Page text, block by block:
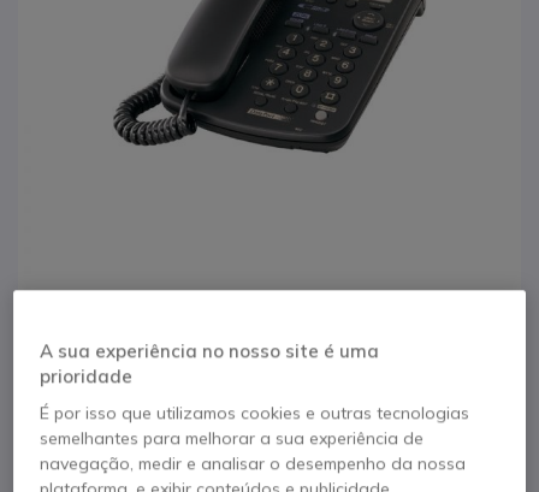
Panasonic KX-TSC11
Referência produto: PATSC11NE // Referência de fabricante: KX-
TSC11EXB
Telefone de secretária com botões grandes e
visor
Saltar para o início da Galeria de imagens
A sua experiência no nosso site é uma
prioridade
É por isso que utilizamos cookies e outras tecnologias
semelhantes para melhorar a sua experiência de
navegação, medir e analisar o desempenho da nossa